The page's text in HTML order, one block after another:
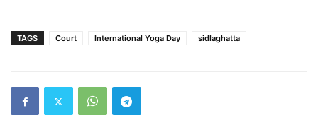
TAGS Court International Yoga Day sidlaghatta